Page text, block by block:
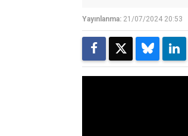
Yayınlanma: 21/07/2024 20:53